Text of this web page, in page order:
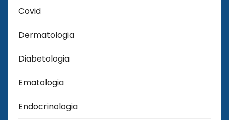
Covid
Dermatologia
Diabetologia
Ematologia
Endocrinologia